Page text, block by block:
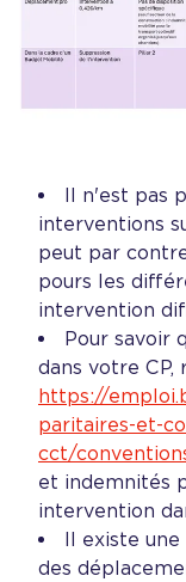
Il n'est pas
interventions
peut par
pours les
intervention
Pour savoir
dans votre CP,
https://
paritaires-et-
cct/
et indemnités
intervention
Il existe
des